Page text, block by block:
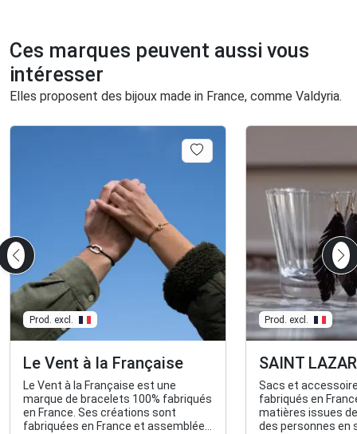
Ces marques peuvent aussi vous
intéresser
Elles proposent des bijoux made in France, comme Valdyria.
Prod. excl.
Le Vent à la Française
Le Vent à la Française est une
marque de bracelets 100% fabriqués
en France. Ses créations sont
fabriquées en France et assemblées
Prod. excl.
SAINT
Sacs et
fabriqués en
matières issues
des personnes en